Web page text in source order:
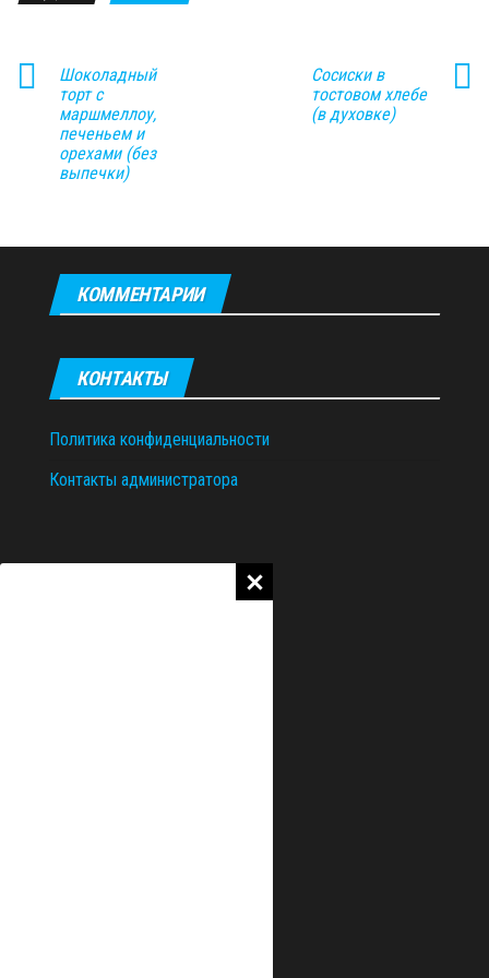
Шоколадный
торт с
маршмеллоу,
печеньем и
орехами (без
выпечки)
Сосиски в
тостовом хлебе
(в духовке)
КОММЕНТАРИИ
КОНТАКТЫ
Политика конфиденциальности
Контакты администратора